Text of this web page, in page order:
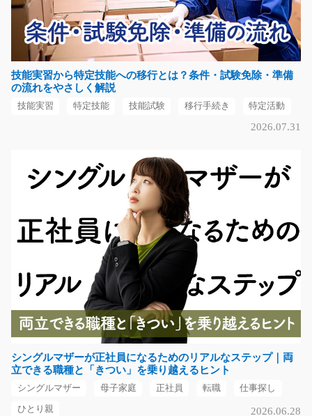
福岡県田川郡川崎町
気になる
店内でパンの製造補助と陳列作業/t03_00150
長期（3ヶ月以上）
時給1100円
気になる
布製品の色付けやカンタンな機械操作/g01_00536
急募
布製品の色付けのカンタンな機械操作☆高時給案件です
★男女活躍中の人気案…
長期（3ヶ月以上）
時給1200円
岐阜県瑞穂市
技能実習から特定技能への移行とは？条件・試験免除・準備
の流れをやさしく解説
技能実習 特定技能 技能試験 移行手続き 特定活動
2026.07.31
シングルマザーが正社員になるためのリアルなステップ｜両
立できる職種と「きつい」を乗り越えるヒント
シングルマザー 母子家庭 正社員 転職 仕事探し
ひとり親 2026.06.28